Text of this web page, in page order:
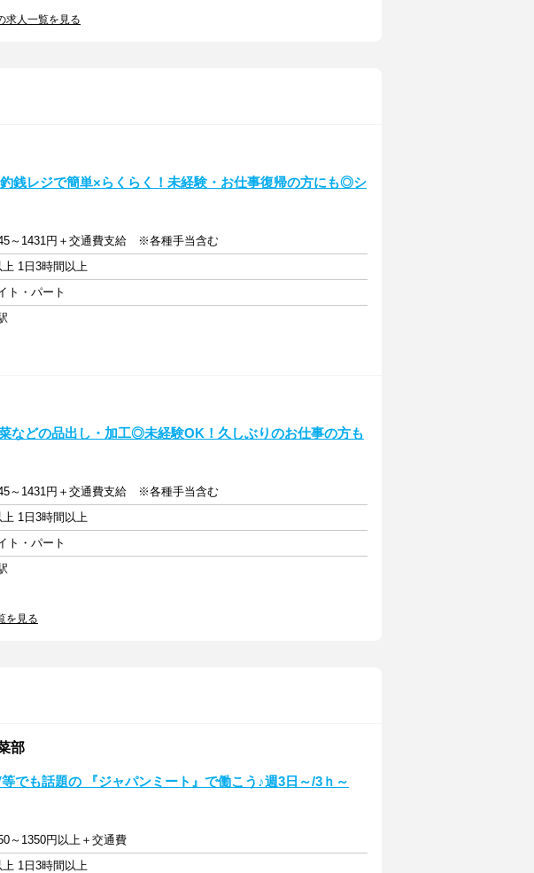
求人一覧を見る
釣銭レジで簡単×らくらく！未経験・お仕事復帰の方にも◎シ
～1431円＋交通費支給 ※各種手当含む
1日3時間以上
ト・パート
菜などの品出し・加工◎未経験OK！久しぶりのお仕事の方も
～1431円＋交通費支給 ※各種手当含む
1日3時間以上
ト・パート
を見る
部
等でも話題の 『ジャパンミート』で働こう♪週3日～/3ｈ～
～1350円以上＋交通費
1日3時間以上